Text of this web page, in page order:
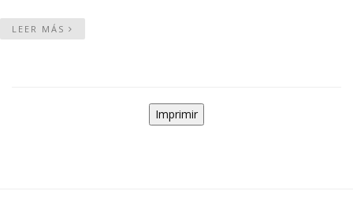
LEER MÁS
Imprimir